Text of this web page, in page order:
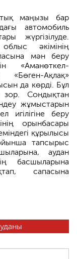
маңызы бар
автомобиль
жүргізілуде.
әкімінің
мән беру
«Аманөткел-
Ақлақ»
да көрді. Бұл
Сондықтан
жұмыстарын
игілігіне беру
орынбасары
құрылысы
тапсырыс
аудан
басшыларына
сапасына